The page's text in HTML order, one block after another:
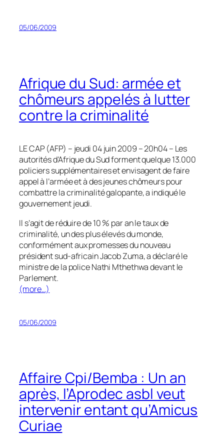
05/06/2009
Afrique du Sud: armée et
chômeurs appelés à lutter
contre la criminalité
LE CAP (AFP) – jeudi 04 juin 2009 – 20h04 – Les
autorités d’Afrique du Sud forment quelque 13.000
policiers supplémentaires et envisagent de faire
appel à l’armée et à des jeunes chômeurs pour
combattre la criminalité galopante, a indiqué le
gouvernement jeudi.
Il s’agit de réduire de 10 % par an le taux de
criminalité, un des plus élevés du monde,
conformément aux promesses du nouveau
président sud-africain Jacob Zuma, a déclaré le
ministre de la police Nathi Mthethwa devant le
Parlement.
(more…)
05/06/2009
Affaire Cpi/Bemba : Un an
après, l’Aprodec asbl veut
intervenir entant qu’Amicus
Curiae